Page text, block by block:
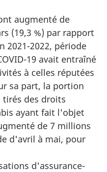
augmenté de
(19,3 %) par rapport
2021-2022, période
19 avait entraîné
à celles réputées
sa part, la portion
tirés des droits
ayant fait l'objet
de 7 millions
d'avril à mai, pour
d'assurance-